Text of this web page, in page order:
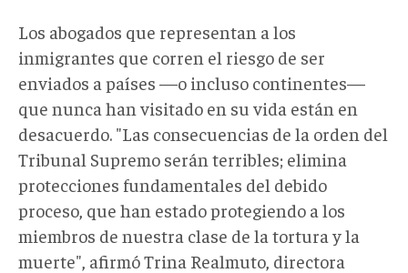
Los abogados que representan a los
inmigrantes que corren el riesgo de ser
enviados a países —o incluso continentes—
que nunca han visitado en su vida están en
desacuerdo. "Las consecuencias de la orden del
Tribunal Supremo serán terribles; elimina
protecciones fundamentales del debido
proceso, que han estado protegiendo a los
miembros de nuestra clase de la tortura y la
muerte", afirmó Trina Realmuto, directora